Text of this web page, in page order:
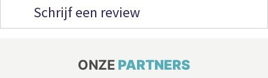
Schrijf een review
ONZE PARTNERS